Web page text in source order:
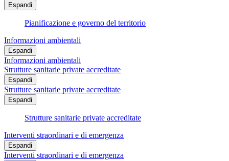
Espandi
Pianificazione e governo del territorio
Informazioni ambientali
Espandi
Informazioni ambientali
Strutture sanitarie private accreditate
Espandi
Strutture sanitarie private accreditate
Espandi
Strutture sanitarie private accreditate
Interventi straordinari e di emergenza
Espandi
Interventi straordinari e di emergenza